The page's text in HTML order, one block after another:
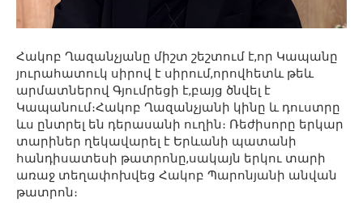
Հակոբ Ղազանչյանը միշտ շեշտում է,որ Կապանը
յուրահատուկ սիրով է սիրում,որովհետև թեև
արմատներով Գյումրեցի է,բայց ծնվել է
Կապանում։Հակոբ Ղազանչյանի կինը և դուստրը
ևս ընտրել են դերասանի ուղին։ Ռեժիսորը երկար
տարիներ ղեկավարել է Երևանի պատանի
հանդիսատեսի թատրոնը,սակայն երկու տարի
առաջ տեղափոխվեց Հակոբ Պարոնյանի անվան
թատրոն։